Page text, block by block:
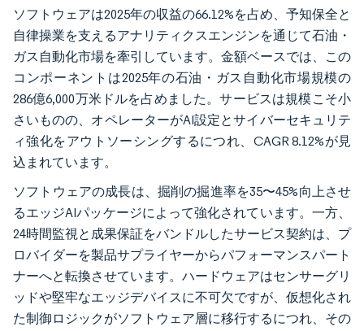
ソフトウェアは2025年の収益の66.12%を占め、予知保全と
自律操業を支えるアナリティクスエンジンを通じて石油・
ガス自動化市場を牽引しています。金額ベースでは、この
コンポーネントは2025年の石油・ガス自動化市場規模の
286億6,000万米ドルを占めました。サービスは規模こそ小
さいものの、オペレーターがAI設定とサイバーセキュリテ
ィ強化をアウトソーシングするにつれ、CAGR 8.12%が見
込まれています。
ソフトウェアの成長は、掘削の掘進率を35〜45%向上させ
るエッジAIパッケージによって強化されています。一方、
24時間監視と成果保証をバンドルしたサービス契約は、プ
ロバイダーを製品サプライヤーからパフォーマンスパート
ナーへと転換させています。ハードウェアはセンサーグリ
ッドや堅牢なエッジデバイスに不可欠ですが、仮想化され
た制御ロジックがソフトウェア層に移行するにつれ、その